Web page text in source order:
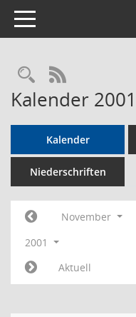
Toggle navigation
RSS-Feed
Kalender
Kalender
Niederschriften
November
2001
Aktuell